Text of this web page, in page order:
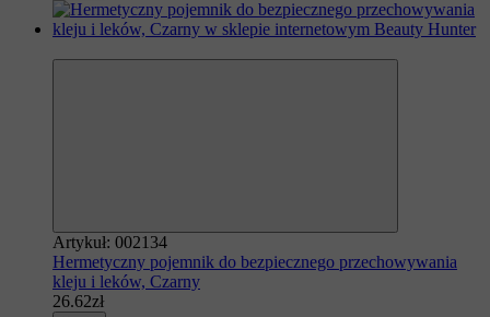
Artykuł: 002134
Hermetyczny pojemnik do bezpiecznego przechowywania
kleju i leków, Czarny
26.62zł